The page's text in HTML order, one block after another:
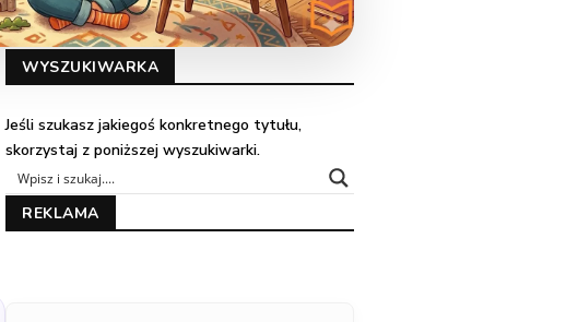
WYSZUKIWARKA
Jeśli szukasz jakiegoś konkretnego tytułu,
skorzystaj z poniższej wyszukiwarki.
REKLAMA